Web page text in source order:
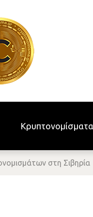
Κρυπτονομίσματα
στη Σιβηρία